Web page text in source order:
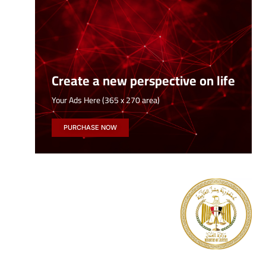
Create a new perspective on life
Your Ads Here (365 x 270 area)
PURCHASE NOW